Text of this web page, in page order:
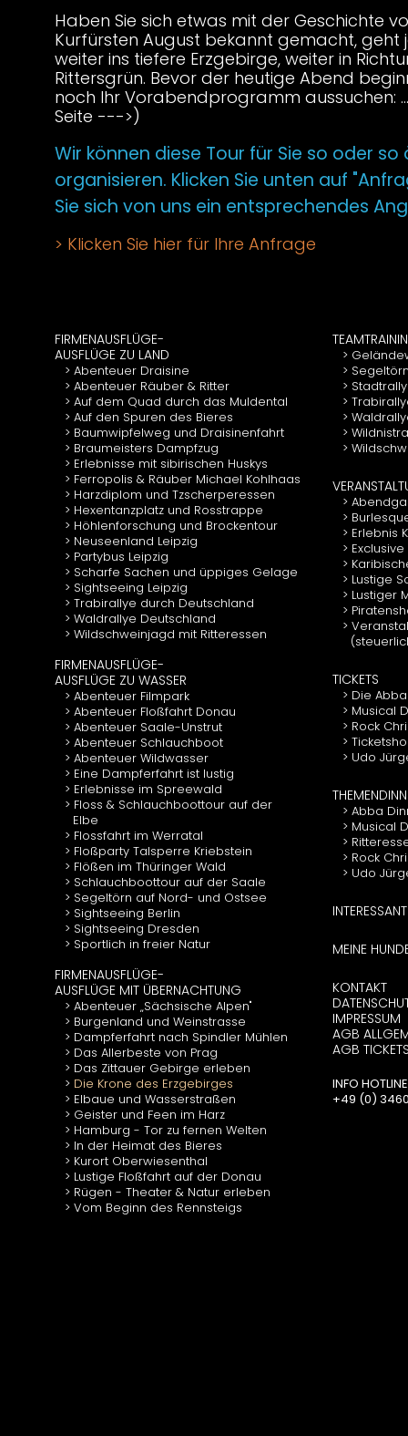
Haben Sie sich etwas mit der Geschichte
Kurfürsten August bekannt gemacht, geht
weiter ins tiefere Erzgebirge, weiter in
Rittersgrün. Bevor der heutige Abend
noch Ihr Vorabendprogramm aussuchen:
Seite --->)
Wir können diese Tour für Sie so oder so
organisieren. Klicken Sie unten auf
Sie sich von uns ein entsprechendes
Klicken Sie hier für Ihre Anfrage
FIRMENAUSFLÜGE-
AUSFLÜGE ZU LAND
Abenteuer Draisine
Abenteuer Räuber & Ritter
Auf dem Quad durch das Muldental
Auf den Spuren des Bieres
Baumwipfelweg und Draisinenfahrt
Braumeisters Dampfzug
Erlebnisse mit sibirischen Huskys
Ferropolis & Räuber Michael Kohlhaas
Harzdiplom und Tzscherperessen
Hexentanzplatz und Rosstrappe
Höhlenforschung und Brockentour
Neuseenland Leipzig
Partybus Leipzig
Scharfe Sachen und üppiges Gelage
Sightseeing Leipzig
Trabirallye durch Deutschland
Waldrallye Deutschland
Wildschweinjagd mit Ritteressen
FIRMENAUSFLÜGE-
AUSFLÜGE ZU WASSER
Abenteuer Filmpark
Abenteuer Floßfahrt Donau
Abenteuer Saale-Unstrut
Abenteuer Schlauchboot
Abenteuer Wildwasser
Eine Dampferfahrt ist lustig
Erlebnisse im Spreewald
Floss & Schlauchboottour auf der
Elbe
Flossfahrt im Werratal
Floßparty Talsperre Kriebstein
Flößen im Thüringer Wald
Schlauchboottour auf der Saale
Segeltörn auf Nord- und Ostsee
Sightseeing Berlin
Sightseeing Dresden
Sportlich in freier Natur
FIRMENAUSFLÜGE-
AUSFLÜGE MIT ÜBERNACHTUNG
Abenteuer „Sächsische Alpen"
Burgenland und Weinstrasse
Dampferfahrt nach Spindler Mühlen
Das Allerbeste von Prag
Das Zittauer Gebirge erleben
Die Krone des Erzgebirges
Elbaue und Wasserstraßen
Geister und Feen im Harz
Hamburg - Tor zu fernen Welten
In der Heimat des Bieres
Kurort Oberwiesenthal
Lustige Floßfahrt auf der Donau
Rügen - Theater & Natur erleben
Vom Beginn des Rennsteigs
Erlebnis
Lustige
Lustiger
TICKETS
Die
Musical
Rock
Udo
Abba
Musical
Rock
Udo
MEINE
KONTAKT
IMPRESSUM
AGB
AGB
INFO HOTLINE
+49 (0)